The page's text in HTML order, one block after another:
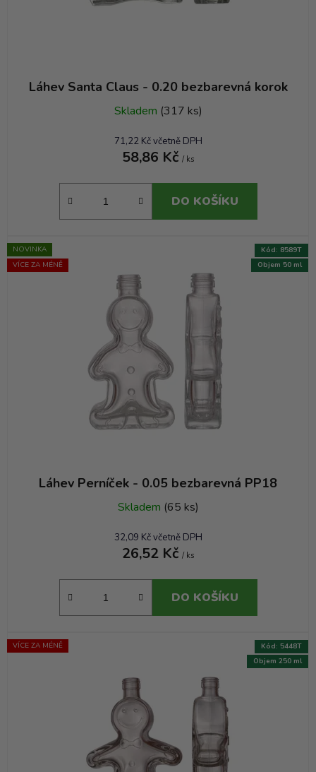
Láhev Santa Claus - 0.20 bezbarevná korok
Skladem (317 ks)
71,22 Kč včetně DPH
58,86 Kč / ks
DO KOŠÍKU
NOVINKA
VÍCE ZA MÉNĚ
Láhev Perníček - 0.05 bezbarevná PP18
Skladem (65 ks)
32,09 Kč včetně DPH
26,52 Kč / ks
DO KOŠÍKU
Objem 50 ml
Kód: 8589T
VÍCE ZA MÉNĚ
Objem 250 ml
Kód: 5448T